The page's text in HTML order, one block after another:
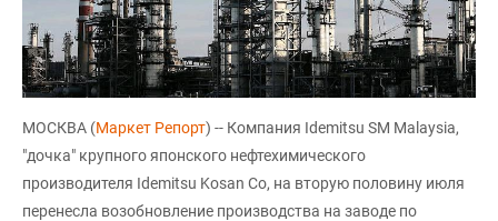
МОСКВА (Маркет Репорт) -- Компания Idemitsu SM Malaysia,
"дочка" крупного японского нефтехимического
производителя Idemitsu Kosan Co, на вторую половину июля
перенесла возобновление производства на заводе по